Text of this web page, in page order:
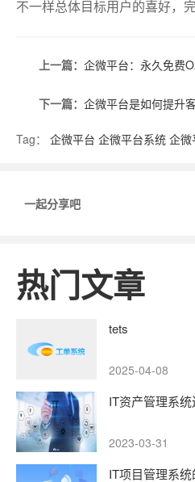
不一样总体目标用户的喜好，
上一篇： 企微平台：永久免费
下一篇： 企微平台是如何提升
Tag： 企微平台 企微平台系统 企微
一起分享吧
热门文章
tets
2025-04-08
IT资产管理系
2023-03-31
IT项目管理系